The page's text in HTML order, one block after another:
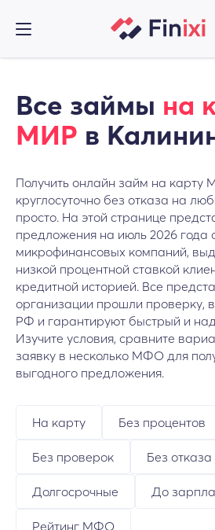
Все займы на
МИР в
Получить онлайн займ на карту
круглосуточно без отказа на
просто. На этой странице
предложения на июль 2026 года
микрофинансовых компаний,
низкой процентной ставкой
кредитной историей. Все
организации прошли проверку,
РФ и гарантируют быстрый и
Изучите условия, сравните
заявку в несколько МФО для
выгодного предложения.
На карту Без процентов
Без проверок Без отказа
Долгосрочные До
Рейтинг МФО